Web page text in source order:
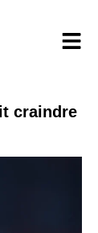
craindre